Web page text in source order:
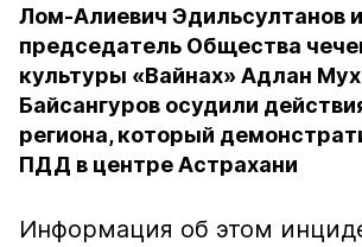
Лом-Алиевич Эдильсултанов и
председатель Общества
культуры «Вайнах» Адлан
Байсангуров осудили
региона, который
ПДД в центре Астрахани
Информация об этом